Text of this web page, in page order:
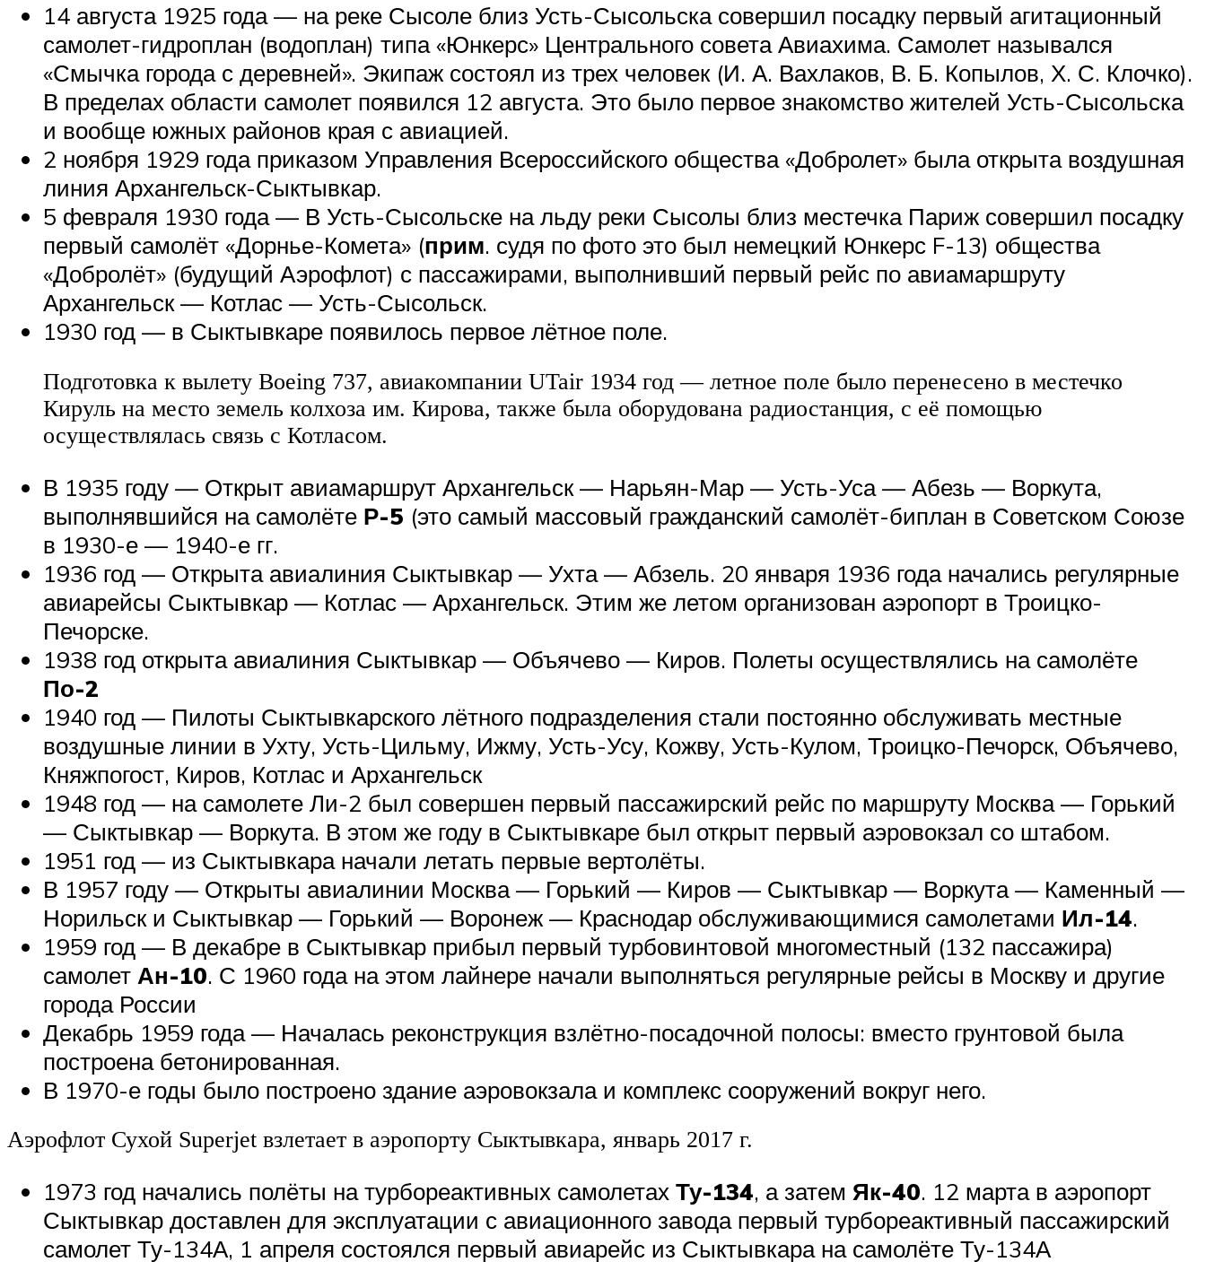
14 августа 1925 года — на реке Сысоле близ Усть-Сысольска совершил посадку первый агитационный
самолет-гидроплан (водоплан) типа «Юнкерс» Центрального совета Авиахима. Самолет назывался
«Смычка города с деревней». Экипаж состоял из трех человек (И. А. Вахлаков, В. Б. Копылов, Х. С. Клочко).
В пределах области самолет появился 12 августа. Это было первое знакомство жителей Усть-Сысольска
и вообще южных районов края с авиацией.
2 ноября 1929 года приказом Управления Всероссийского общества «Добролет» была открыта воздушная
линия Архангельск-Сыктывкар.
5 февраля 1930 года — В Усть-Сысольске на льду реки Сысолы близ местечка Париж совершил посадку
первый самолёт «Дорнье-Комета» (прим. судя по фото это был немецкий Юнкерс F-13) общества
«Добролёт» (будущий Аэрофлот) с пассажирами, выполнивший первый рейс по авиамаршруту
Архангельск — Котлас — Усть-Сысольск.
1930 год — в Сыктывкаре появилось первое лётное поле.
Подготовка к вылету Boeing 737, авиакомпании UTair 1934 год — летное поле было перенесено в местечко
Кируль на место земель колхоза им. Кирова, также была оборудована радиостанция, с её помощью
осуществлялась связь с Котласом.
В 1935 году — Открыт авиамаршрут Архангельск — Нарьян-Мар — Усть-Уса — Абезь — Воркута,
выполнявшийся на самолёте Р-5 (это самый массовый гражданский самолёт-биплан в Советском Союзе
в 1930-е — 1940-е гг.
1936 год — Открыта авиалиния Сыктывкар — Ухта — Абзель. 20 января 1936 года начались регулярные
авиарейсы Сыктывкар — Котлас — Архангельск. Этим же летом организован аэропорт в Троицко-
Печорске.
1938 год открыта авиалиния Сыктывкар — Объячево — Киров. Полеты осуществлялись на самолёте
По-2
1940 год — Пилоты Сыктывкарского лётного подразделения стали постоянно обслуживать местные
воздушные линии в Ухту, Усть-Цильму, Ижму, Усть-Усу, Кожву, Усть-Кулом, Троицко-Печорск, Объячево,
Княжпогост, Киров, Котлас и Архангельск
1948 год — на самолете Ли-2 был совершен первый пассажирский рейс по маршруту Москва — Горький
— Сыктывкар — Воркута. В этом же году в Сыктывкаре был открыт первый аэровокзал со штабом.
1951 год — из Сыктывкара начали летать первые вертолёты.
В 1957 году — Открыты авиалинии Москва — Горький — Киров — Сыктывкар — Воркута — Каменный —
Норильск и Сыктывкар — Горький — Воронеж — Краснодар обслуживающимися самолетами Ил-14.
1959 год — В декабре в Сыктывкар прибыл первый турбовинтовой многоместный (132 пассажира)
самолет Ан-10. С 1960 года на этом лайнере начали выполняться регулярные рейсы в Москву и другие
города России
Декабрь 1959 года — Началась реконструкция взлётно-посадочной полосы: вместо грунтовой была
построена бетонированная.
В 1970-е годы было построено здание аэровокзала и комплекс сооружений вокруг него.
Аэрофлот Сухой Superjet взлетает в аэропорту Сыктывкара, январь 2017 г.
1973 год начались полёты на турбореактивных самолетах Ту-134, а затем Як-40. 12 марта в аэропорт
Сыктывкар доставлен для эксплуатации с авиационного завода первый турбореактивный пассажирский
самолет Ту-134А, 1 апреля состоялся первый авиарейс из Сыктывкара на самолёте Ту-134А